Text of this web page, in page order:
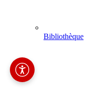
Bibliothèque